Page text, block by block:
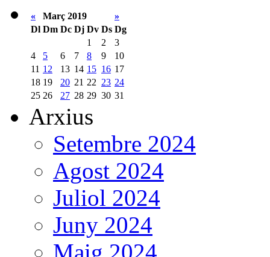
« Març 2019
»
Dl Dm Dc Dj Dv Ds Dg
1
2
3
4
5 6 7 8 9
10
11 12 13 14 15 16 17
18 19 20 21 22 23 24
25 26 27 28 29 30 31
Arxius
Setembre 2024
Agost 2024
Juliol 2024
Juny 2024
Maig 2024